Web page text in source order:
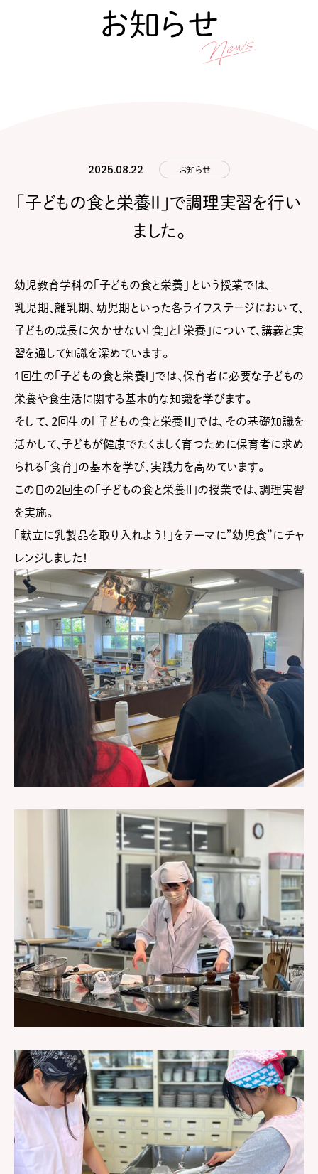
お知らせ
2025.08.22 お知らせ
「子どもの食と栄養Ⅱ」で調理実習を行い
ました。
幼児教育学科の「子どもの食と栄養」 という授業では、
乳児期、離乳期、幼児期といった各ライフステージにおいて、
子どもの成長に欠かせない「食」と「栄養」について、講義と実
習を通して知識を深めています。
1回生の「子どもの食と栄養Ⅰ」では、保育者に必要な子どもの
栄養や食生活に関する基本的な知識を学びます。
そして、2回生の「子どもの食と栄養Ⅱ」では、その基礎知識を
活かして、子どもが健康でたくましく育つために保育者に求め
られる「食育」の基本を学び、実践力を高めています。
この日の2回生の「子どもの食と栄養Ⅱ」の授業では、調理実習
を実施。
「献立に乳製品を取り入れよう！」をテーマに”幼児食”にチャ
レンジしました！